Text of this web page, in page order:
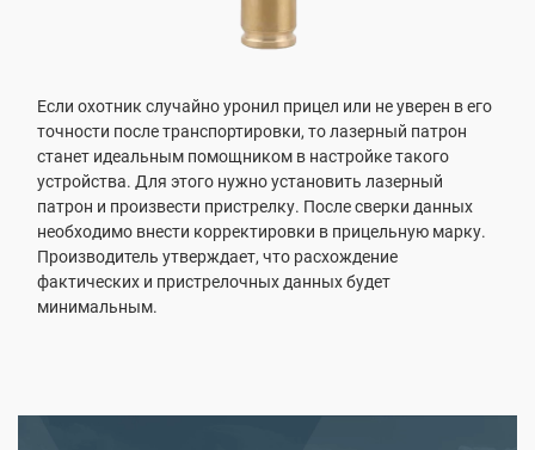
Если охотник случайно уронил прицел или не уверен в его
точности после транспортировки, то лазерный патрон
станет идеальным помощником в настройке такого
устройства. Для этого нужно установить лазерный
патрон и произвести пристрелку. После сверки данных
необходимо внести корректировки в прицельную марку.
Производитель утверждает, что расхождение
фактических и пристрелочных данных будет
минимальным.